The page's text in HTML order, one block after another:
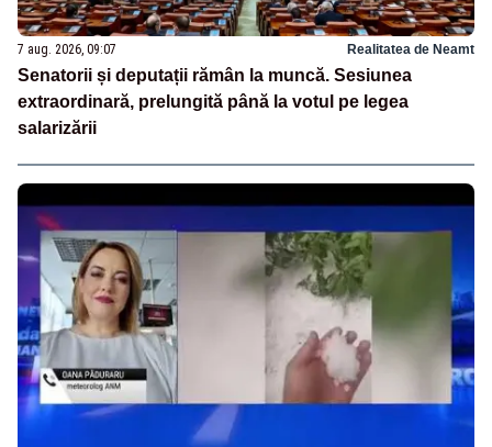
7 aug. 2026, 09:07 Realitatea de Neamt
Senatorii și deputații rămân la muncă. Sesiunea
extraordinară, prelungită până la votul pe legea
salarizării